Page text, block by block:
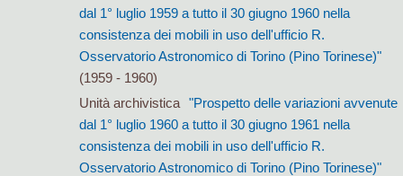
dal 1° luglio 1959 a tutto il 30 giugno 1960 nella
consistenza dei mobili in uso dell'ufficio R.
Osservatorio Astronomico di Torino (Pino Torinese)"
(1959 - 1960)
Unità archivistica
"Prospetto delle variazioni avvenute
dal 1° luglio 1960 a tutto il 30 giugno 1961 nella
consistenza dei mobili in uso dell'ufficio R.
Osservatorio Astronomico di Torino (Pino Torinese)"